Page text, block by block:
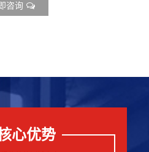
咨询
心优势